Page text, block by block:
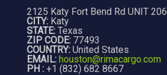
2125 Katy Fort Bend Rd UNIT 206
CITY: Katy
STATE: Texas
ZIP CODE: 77493
COUNTRY: United States
EMAIL: houston@rimacargo.com
PH : +1 (832) 682 8667